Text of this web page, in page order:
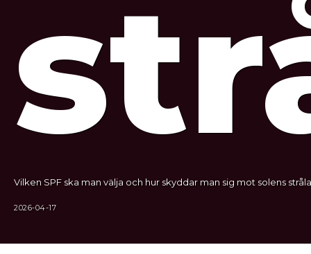
Vilken SPF ska man välja och hur skyddar man sig mot solens
2026-04-17